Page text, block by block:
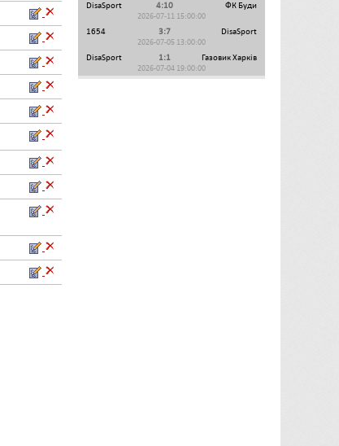
DisaSport 4:10 ФК Буди
2026-07-11 15:00:00
1654 3:7 DisaSport
2026-07-05 13:00:00
DisaSport 1:1 Газовик Харків
2026-07-04 19:00:00